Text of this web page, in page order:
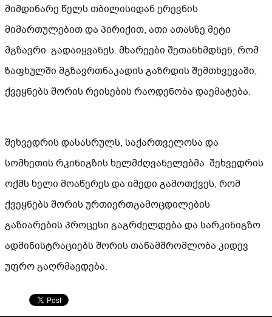
მიმდინარე წელს თბილისიდან ერევნის
მიმართულებით და პირიქით, ათი ათასზე მეტი
მგზავრი გადაიყვანეს. მხარეები შეთანხმდნენ, რომ
ზაფხულში მგზავრთნაკადის გაზრდის შემთხვევაში,
ქვეყნებს შორის რეისების რაოდენობა დაემატება.
შეხვედრის დასასრულს, საქართველოსა და
სომხეთის რკინიგზის ხელმძღვანელებმა შეხვედრის
ოქმს ხელი მოაწერეს და იმედი გამოთქვეს, რომ
ქვეყნებს შორის ურთიერთგამოცდილების
გაზიარების პროცესი გაგრძელდება და სარკინიგზო
ადმინისტრაციებს შორის თანამშრომლობა კიდევ
უფრო გაღრმავდება.